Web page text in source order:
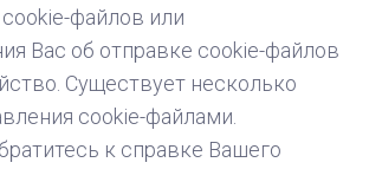
файлов или
Вас об отправке cookie-файлов
Существует несколько
cookie-файлами.
к справке Вашего